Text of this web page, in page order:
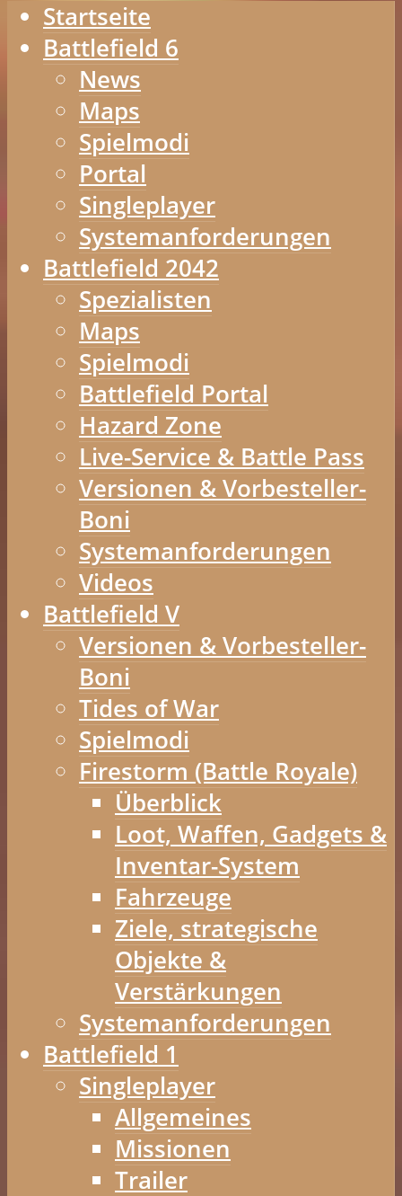
Startseite
Battlefield 6
News
Maps
Spielmodi
Portal
Singleplayer
Systemanforderungen
Battlefield 2042
Spezialisten
Maps
Spielmodi
Battlefield Portal
Hazard Zone
Live-Service & Battle Pass
Versionen & Vorbesteller-
Boni
Systemanforderungen
Videos
Battlefield V
Versionen & Vorbesteller-
Boni
Tides of War
Spielmodi
Firestorm (Battle Royale)
Überblick
Loot, Waffen, Gadgets &
Inventar-System
Fahrzeuge
Ziele, strategische
Objekte &
Verstärkungen
Systemanforderungen
Battlefield 1
Singleplayer
Allgemeines
Missionen
Trailer